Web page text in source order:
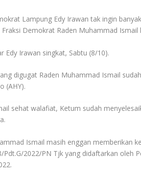
Lampung Edy Irawan tak ingin
Demokrat Raden Muhammad
Edy Irawan singkat, Sabtu (8/10).
digugat Raden Muhammad Ismail
(AHY).
sehat walafiat, Ketum sudah
Ismail masih enggan memberikan
2022/PN Tjk yang didaftarkan oleh